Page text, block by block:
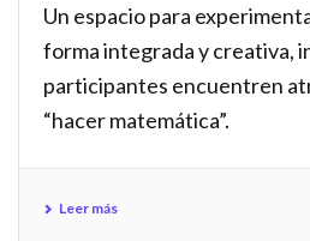
Un espacio para
forma integrada y creativa,
participantes encuentren
“hacer matemática”.
Leer más